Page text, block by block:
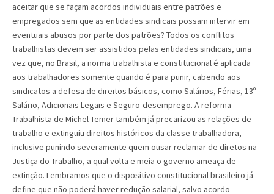
aceitar que se façam acordos individuais entre patrões e
empregados sem que as entidades sindicais possam intervir em
eventuais abusos por parte dos patrões? Todos os conflitos
trabalhistas devem ser assistidos pelas entidades sindicais, uma
vez que, no Brasil, a norma trabalhista e constitucional é aplicada
aos trabalhadores somente quando é para punir, cabendo aos
sindicatos a defesa de direitos básicos, como Salários, Férias, 13º
Salário, Adicionais Legais e Seguro-desemprego. A reforma
Trabalhista de Michel Temer também já precarizou as relações de
trabalho e extinguiu direitos históricos da classe trabalhadora,
inclusive punindo severamente quem ousar reclamar de diretos na
Justiça do Trabalho, a qual volta e meia o governo ameaça de
extinção. Lembramos que o dispositivo constitucional brasileiro já
define que não poderá haver redução salarial, salvo acordo